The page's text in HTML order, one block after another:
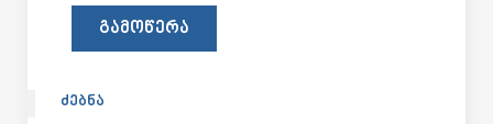
ᲫᲔᲑᲜᲐ